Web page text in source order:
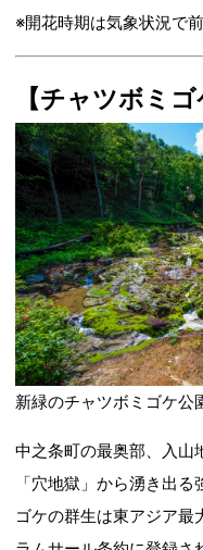
※開花時期は気象状況で前
【チャツボミゴ
新緑のチャツボミゴケ公
中之条町の最奥部、入山
「穴地獄」から湧き出
ゴケの群生は東アジア最